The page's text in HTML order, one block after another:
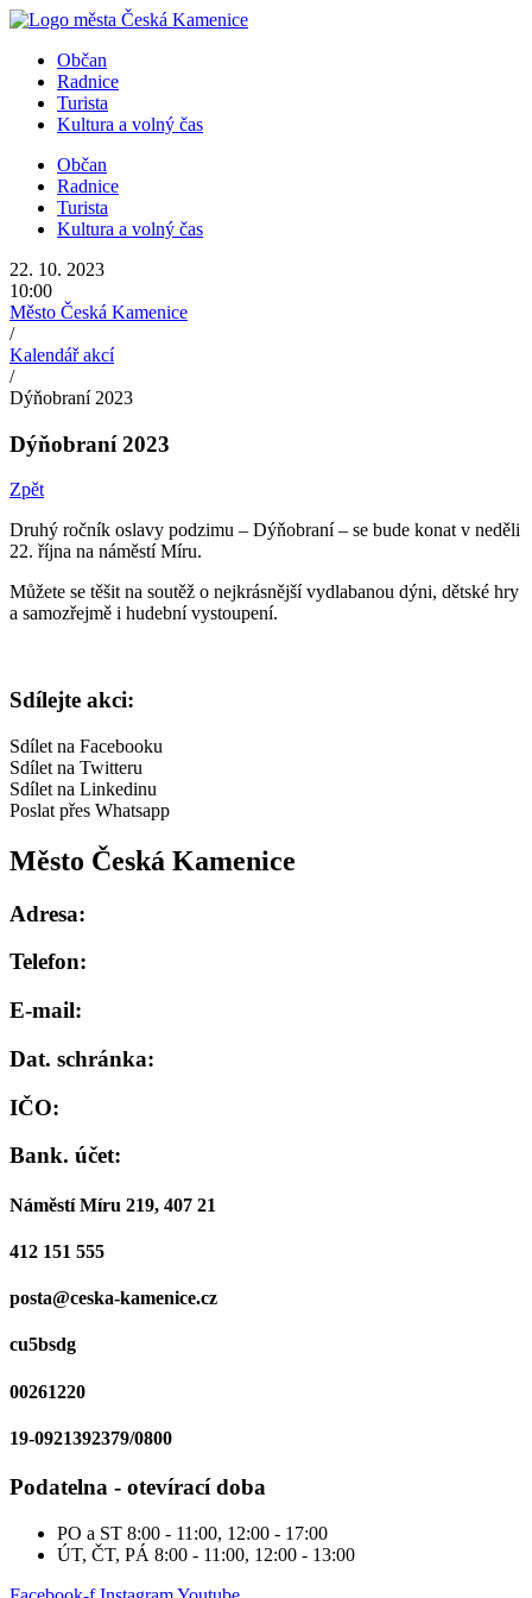
Přejít
obsahuObčan
Radnice
Turista
Kultura a volný čas
Občan
Radnice
Turista
Kultura a volný čas
22. 10. 2023
10:00
Město Česká Kamenice
/
Kalendář akcí
/
Dýňobraní 2023
Dýňobraní 2023
Zpět
Druhý ročník oslavy podzimu – Dýňobraní – se bude konat v neděli
22. října na náměstí Míru.
Můžete se těšit na soutěž o nejkrásnější vydlabanou dýni, dětské hry
a samozřejmě i hudební vystoupení.
Sdílejte akci:
Sdílet na Facebooku
Sdílet na Twitteru
Sdílet na Linkedinu
Poslat přes Whatsapp
Město Česká Kamenice
Adresa:
Telefon:
E-mail:
Dat. schránka:
IČO:
Bank. účet:
Náměstí Míru 219, 407 21
412 151 555
posta@ceska-kamenice.cz
cu5bsdg
00261220
19-0921392379/0800
Podatelna - otevírací doba
PO a ST 8:00 - 11:00, 12:00 - 17:00
ÚT, ČT, PÁ 8:00 - 11:00, 12:00 - 13:00